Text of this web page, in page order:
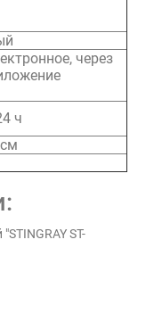
через
ч
ST-